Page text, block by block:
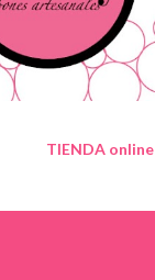
TIENDA online